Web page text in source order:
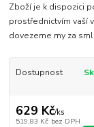
Zboží je k dispozici
prostřednictvím vaší
dovezeme my za
Dostupnost
629 Kč/ks
519,83 Kč bez DPH